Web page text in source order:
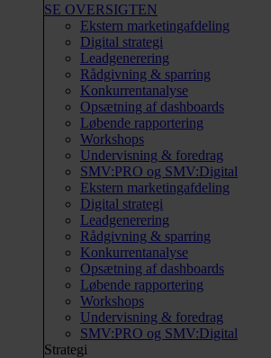
SE OVERSIGTEN
Ekstern marketingafdeling
Digital strategi
Leadgenerering
Rådgivning & sparring
Konkurrentanalyse
Opsætning af dashboards
Løbende rapportering
Workshops
Undervisning & foredrag
SMV:PRO og SMV:Digital
Ekstern marketingafdeling
Digital strategi
Leadgenerering
Rådgivning & sparring
Konkurrentanalyse
Opsætning af dashboards
Løbende rapportering
Workshops
Undervisning & foredrag
SMV:PRO og SMV:Digital
Strategi